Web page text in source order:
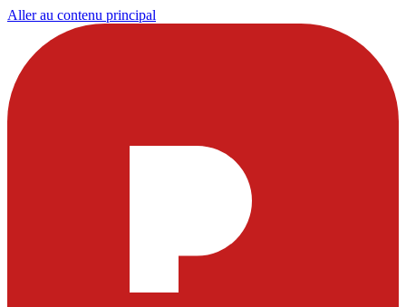
Aller au contenu principal